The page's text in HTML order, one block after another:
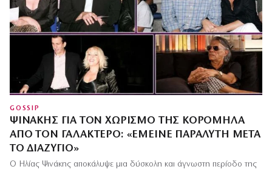
GOSSIP
ΨΙΝΆΚΗΣ ΓΙΑ ΤΟΝ ΧΩΡΙΣΜΌ ΤΗΣ ΚΟΡΟΜΗΛΆ
ΑΠΌ ΤΟΝ ΓΑΛΑΚΤΕΡΌ: «ΈΜΕΙΝΕ ΠΑΡΆΛΥΤΗ ΜΕΤΆ
ΤΟ ΔΙΑΖΎΓΙΟ»
Ο Ηλίας Ψινάκης αποκάλυψε μια δύσκολη και άγνωστη περίοδο της